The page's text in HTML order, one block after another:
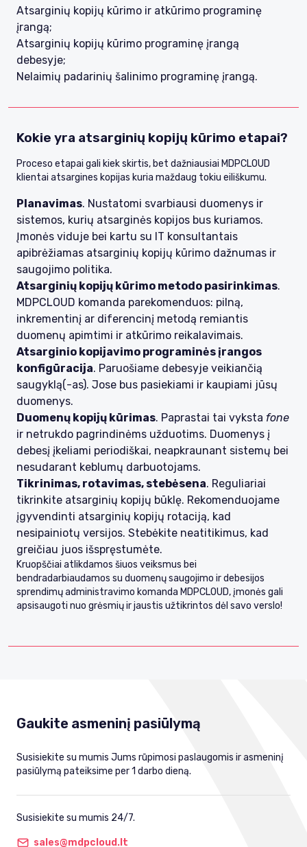
Atsarginių kopijų kūrimo ir atkūrimo programinę
įrangą;
Atsarginių kopijų kūrimo programinę įrangą
debesyje;
Nelaimių padarinių šalinimo programinę įrangą.
Kokie yra atsarginių kopijų kūrimo etapai?
Proceso etapai gali kiek skirtis, bet dažniausiai MDPCLOUD
klientai atsargines kopijas kuria maždaug tokiu eiliškumu.
Planavimas. Nustatomi svarbiausi duomenys ir
sistemos, kurių atsarginės kopijos bus kuriamos.
Įmonės viduje bei kartu su IT konsultantais
apibrėžiamas atsarginių kopijų kūrimo dažnumas ir
saugojimo politika.
Atsarginių kopijų kūrimo metodo pasirinkimas.
MDPCLOUD komanda parekomenduos: pilną,
inkrementinį ar diferencinį metodą remiantis
duomenų apimtimi ir atkūrimo reikalavimais.
Atsarginio kopijavimo programinės įrangos
konfigūracija. Paruošiame debesyje veikiančią
saugyklą(-as). Jose bus pasiekiami ir kaupiami jūsų
duomenys.
Duomenų kopijų kūrimas. Paprastai tai vyksta fone
ir netrukdo pagrindinėms užduotims. Duomenys į
debesį įkeliami periodiškai, neapkraunant sistemų bei
nesudarant keblumų darbuotojams.
Tikrinimas, rotavimas, stebėsena. Reguliariai
tikrinkite atsarginių kopijų būklę. Rekomenduojame
įgyvendinti atsarginių kopijų rotaciją, kad
nesipainiotų versijos. Stebėkite neatitikimus, kad
greičiau juos išspręstumėte.
Kruopščiai atlikdamos šiuos veiksmus bei
bendradarbiaudamos su duomenų saugojimo ir debesijos
sprendimų administravimo komanda MDPCLOUD, įmonės gali
apsisaugoti nuo grėsmių ir jaustis užtikrintos dėl savo verslo!
Gaukite asmeninį pasiūlymą
Susisiekite su mumis Jums rūpimosi paslaugomis ir asmeninį
pasiūlymą pateiksime per 1 darbo dieną.
Susisiekite su mumis 24/7.
sales@mdpcloud.lt